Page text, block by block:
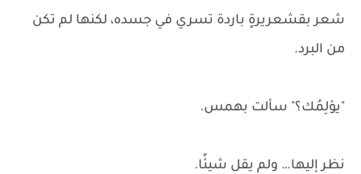
شعر بقشعريرةٍ باردة تسري في جسده، لكنها لم تكن
من البرد.
"يؤلِمُك؟" سألت بهمس.
نظر إليها… ولم يقل شيئًا.